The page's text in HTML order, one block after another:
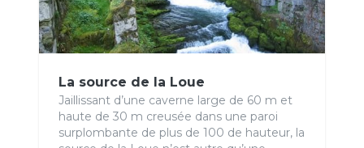
La source de la Loue
Jaillissant d’une caverne large de 60 m et
haute de 30 m creusée dans une paroi
surplombante de plus de 100 de hauteur, la